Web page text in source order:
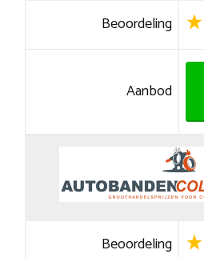
Beoordeling
Aanbod
Beoordeling